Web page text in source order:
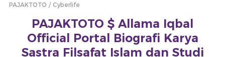
PAJAKTOTO Cyberlife
PAJAKTOTO $ Allama Iqbal
Official Portal Biografi Karya
Sastra Filsafat Islam dan Studi